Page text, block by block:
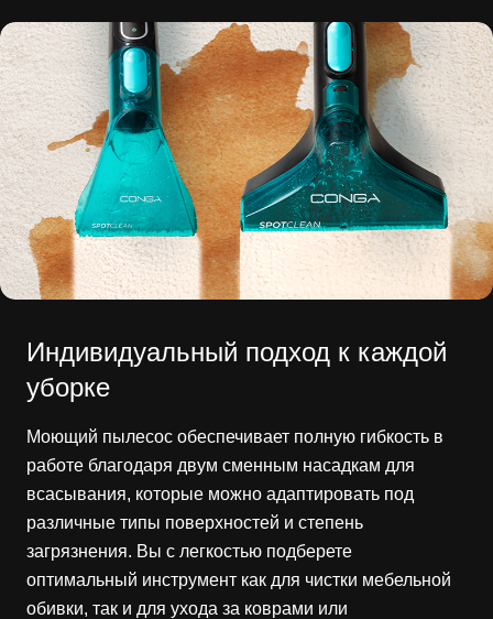
Индивидуальный подход к каждой
уборке
Моющий пылесос обеспечивает полную гибкость в
работе благодаря двум сменным насадкам для
всасывания, которые можно адаптировать под
различные типы поверхностей и степень
загрязнения. Вы с легкостью подберете
оптимальный инструмент как для чистки мебельной
обивки, так и для ухода за коврами или